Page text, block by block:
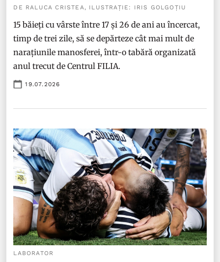
DE RALUCA CRISTEA, ILUSTRAȚIE: IRIS GOLGOȚIU
15 băieți cu vârste între 17 și 26 de ani au încercat,
timp de trei zile, să se depărteze cât mai mult de
narațiunile manosferei, într-o tabără organizată
anul trecut de Centrul FILIA.
19.07.2026
LABORATOR